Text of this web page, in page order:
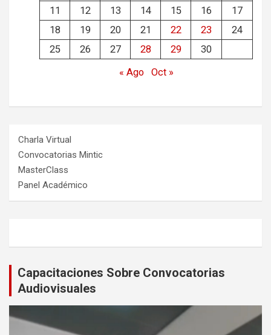
11
12 13 14 15 16
17
18
19 20 21 22 23
24
25
26 27 28 29
30
« Ago
Oct »
Charla Virtual
Convocatorias Mintic
MasterClass
Panel Académico
Capacitaciones Sobre Convocatorias
Audiovisuales